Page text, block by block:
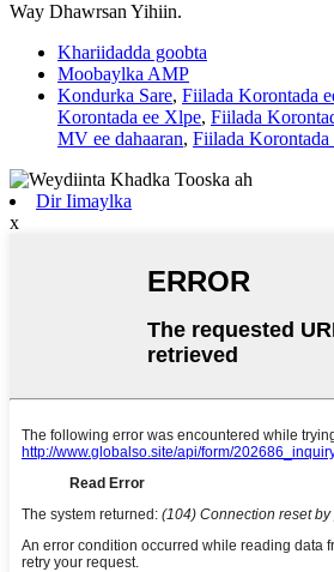
Way Dhawrsan Yihiin.
Khariidadda goobta
Moobaylka AMP
Kondurka Sare, Fiilada Korontada
Korontada ee Xlpe, Fiilada
MV ee dahaaran, Fiilada
Dir Iimaylka
x